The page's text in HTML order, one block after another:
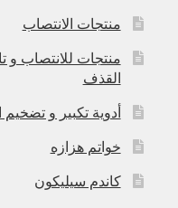
منتجات الانتصاب
منتجات للانتصاب و
القذف
أدوية تكبير و
خواتم هزازه
كاندم سيليكون